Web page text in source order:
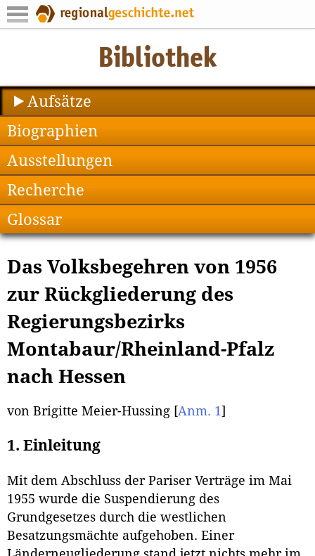
Aufsätze
Biographien
Ausstellungen
Recherche
Glossar
Das Volksbegehren von 1956
zur Rückgliederung des
Regierungsbezirks
Montabaur/Rheinland-Pfalz
nach Hessen
von Brigitte Meier-Hussing [Anm. 1]
1. Einleitung
Mit dem Abschluss der Pariser Verträge im Mai
1955 wurde die Suspendierung des
Grundgesetzes durch die westlichen
Besatzungsmächte aufgehoben. Einer